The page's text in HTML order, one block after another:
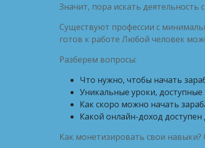
Значит, пора искать
Существуют профессии с
готов к работе Любой человек
Разберем вопросы:
Что нужно, чтобы начать
Уникальные уроки,
Как скоро можно начать
Какой онлайн-доход доступен
Как монетизировать свои